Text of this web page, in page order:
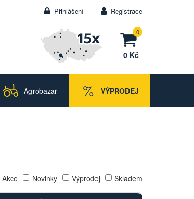
Přihlášení Registrace
0
0 Kč
Agrobazar VÝPRODEJ
Akce Novinky Výprodej Skladem